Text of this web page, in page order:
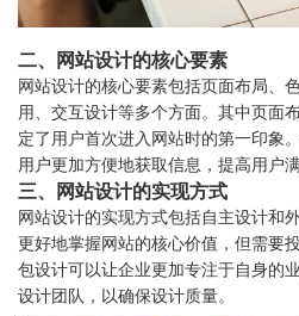
二、网站设计的核心要素
网站设计的核心要素包括页面布局、
用、交互设计等多个方面。其中页面
定了用户首次进入网站时的第一印象
用户更加方便地获取信息，提高用户满
三、网站设计的实现方式
网站设计的实现方式包括自主设计和
更好地掌握网站的核心价值，但需要
包设计可以让企业更加专注于自身的
设计团队，以确保设计质量。